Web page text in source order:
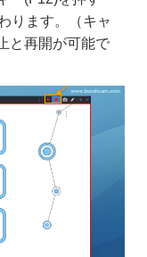
ります。（キャ
と再開が可能で